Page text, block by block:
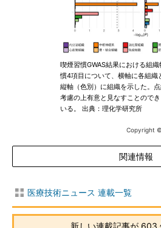
喫煙習慣GWAS結果における組
慣4項目について、横軸に各組織
縦軸（色別）に組織を示した。
考慮の上有意と見なすことので
いる。 出典：理化学研究所
Copyright ©
関連情報
医療技術ニュース 連載一覧
新しい連載記事が 603